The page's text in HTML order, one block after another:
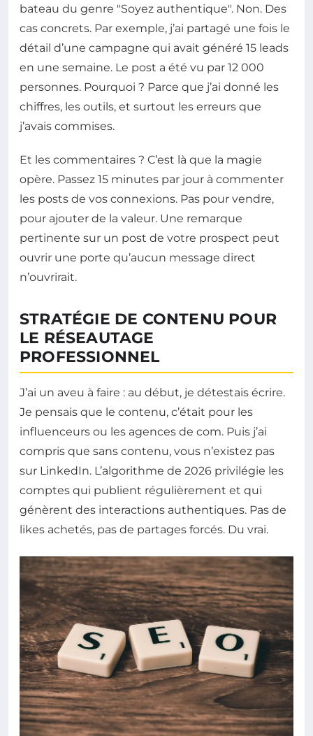
bateau du genre "Soyez authentique". Non. Des
cas concrets. Par exemple, j’ai partagé une fois le
détail d’une campagne qui avait généré 15 leads
en une semaine. Le post a été vu par 12 000
personnes. Pourquoi ? Parce que j’ai donné les
chiffres, les outils, et surtout les erreurs que
j’avais commises.
Et les commentaires ? C’est là que la magie
opère. Passez 15 minutes par jour à commenter
les posts de vos connexions. Pas pour vendre,
pour ajouter de la valeur. Une remarque
pertinente sur un post de votre prospect peut
ouvrir une porte qu’aucun message direct
n’ouvrirait.
STRATÉGIE DE CONTENU POUR
LE RÉSEAUTAGE
PROFESSIONNEL
J’ai un aveu à faire : au début, je détestais écrire.
Je pensais que le contenu, c’était pour les
influenceurs ou les agences de com. Puis j’ai
compris que sans contenu, vous n’existez pas
sur LinkedIn. L’algorithme de 2026 privilégie les
comptes qui publient régulièrement et qui
génèrent des interactions authentiques. Pas de
likes achetés, pas de partages forcés. Du vrai.